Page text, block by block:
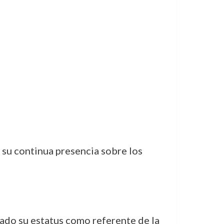
continua presencia sobre los
su estatus como referente de la